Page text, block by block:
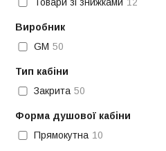
Товари зі знижками 12
Виробник
GM 50
Тип кабіни
Закрита 50
Форма душової кабіни
Прямокутна 10